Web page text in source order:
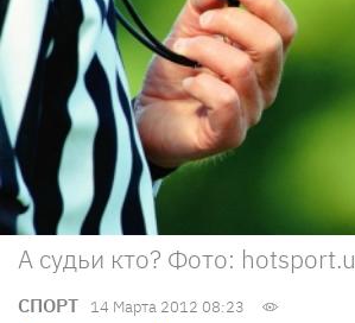
А судьи кто? Фото:
СПОРТ 14 Марта 2012 08:23